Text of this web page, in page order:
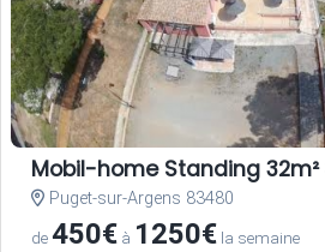
Mobil-home Standing 32m²
Puget-sur-Argens 83480
de450€ à 1250€ la semaine